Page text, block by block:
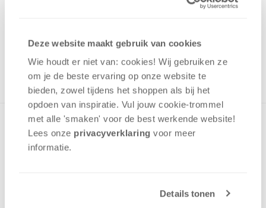
Deze website maakt gebruik van cookies
Wie houdt er niet van: cookies! Wij gebruiken ze
om je de beste ervaring op onze website te
bieden, zowel tijdens het shoppen als bij het
opdoen van inspiratie. Vul jouw cookie-trommel
met alle 'smaken' voor de best werkende website​!
Lees onze privacyverklaring voor meer
informatie.
Details tonen
ONTVANG 170 OVERWINNINGSPUNTEN
UIT HET ASSORTIMENT
Aan de voet van de Wettersteinspitze staat deze kleine
witte Kapel, de Kapelle Maria Königin aan de Lautersee bij
Wetterstein. Premium Quality-puzzel met 1000 stukjes.